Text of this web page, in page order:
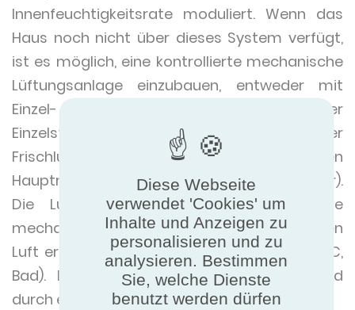
Innenfeuchtigkeitsrate moduliert. Wenn das
Haus noch nicht über dieses System verfügt,
ist es möglich, eine kontrollierte mechanische
Lüftungsanlage einzubauen, entweder mit
Einzel- oder Doppelströmung. Bei der
Einzelströmung erfolgt die Versorgung der
Frischluft durch Öffnungen in den
Haupträumen (Wohnzimmer, Schlafzimmer).
Die Luft fließt durch die Korridore, die
mechanische Absaugung der abgestandenen
Luft erfolgt in den Serviceräumen (Küche, WC,
Bad). Die Luftabsaugung nach außen wird
durch eine Entlüftungsöffnung gewährleistet.
Diese Webseite
verwendet 'Cookies' um
Inhalte und Anzeigen zu
personalisieren und zu
analysieren. Bestimmen
Sie, welche Dienste
benutzt werden dürfen